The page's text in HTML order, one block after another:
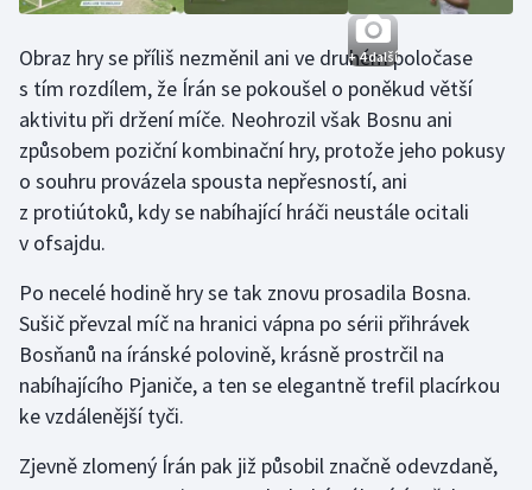
Veslování
Vodní slalom
Volejbal
Ostatní
+ 4 další
Obraz hry se příliš nezměnil ani ve druhém poločase
s tím rozdílem, že Írán se pokoušel o poněkud větší
aktivitu při držení míče. Neohrozil však Bosnu ani
způsobem poziční kombinační hry, protože jeho pokusy
o souhru provázela spousta nepřesností, ani
z protiútoků, kdy se nabíhající hráči neustále ocitali
v ofsajdu.
Po necelé hodině hry se tak znovu prosadila Bosna.
Sušič převzal míč na hranici vápna po sérii přihrávek
Bosňanů na íránské polovině, krásně prostrčil na
nabíhajícího Pjaniče, a ten se elegantně trefil placírkou
ke vzdálenější tyči.
Zjevně zlomený Írán pak již působil značně odevzdaně,